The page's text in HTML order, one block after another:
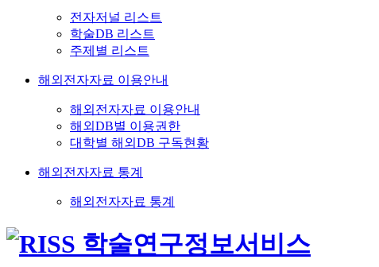
전자저널 리스트
학술DB 리스트
주제별 리스트
해외전자자료 이용안내
해외전자자료 이용안내
해외DB별 이용권한
대학별 해외DB 구독현황
해외전자자료 통계
해외전자자료 통계